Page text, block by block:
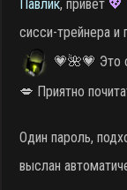
Павлик, привет 💖
сисси-трейнера и
💗🌺💗 Это
💋 Приятно
Один пароль,
выслан